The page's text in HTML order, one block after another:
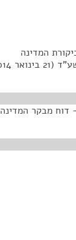
המדינה
שעה 10:00
המדינה 64א', עמ' 433.>